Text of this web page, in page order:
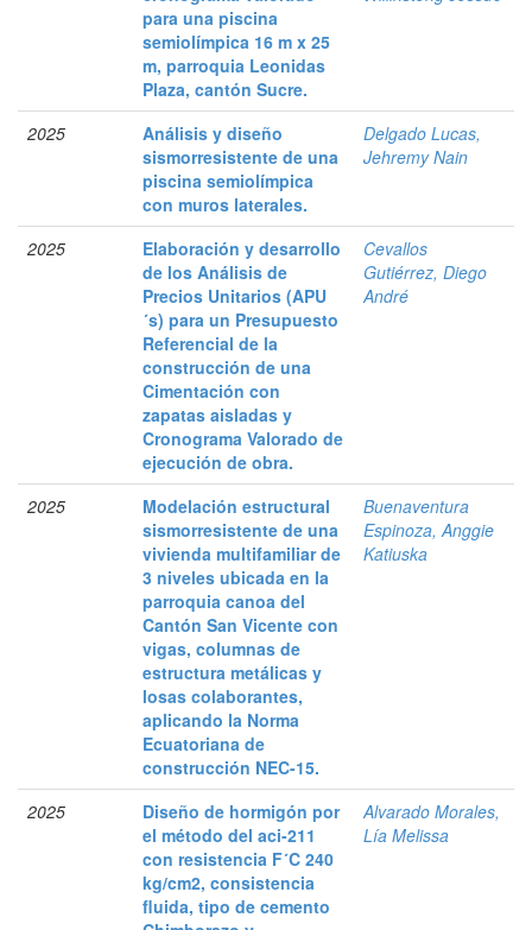
para una piscina
semiolímpica 16 m x 25
m, parroquia Leonidas
Plaza, cantón Sucre.
2025
Análisis y diseño
sismorresistente de una
piscina semiolímpica
con muros laterales.
Delgado Lucas,
Jehremy Nain
2025
Elaboración y desarrollo
de los Análisis de
Precios Unitarios (APU
´s) para un Presupuesto
Referencial de la
construcción de una
Cimentación con
zapatas aisladas y
Cronograma Valorado de
ejecución de obra.
Cevallos
Gutiérrez, Diego
André
2025
Modelación estructural
sismorresistente de una
vivienda multifamiliar de
3 niveles ubicada en la
parroquia canoa del
Cantón San Vicente con
vigas, columnas de
estructura metálicas y
losas colaborantes,
aplicando la Norma
Ecuatoriana de
construcción NEC-15.
Buenaventura
Espinoza, Anggie
Katiuska
2025
Diseño de hormigón por
el método del aci-211
con resistencia F´C 240
kg/cm2, consistencia
fluida, tipo de cemento
Alvarado Morales,
Lía Melissa